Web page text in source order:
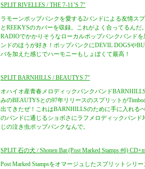
SPLIT RIVELLES / THE 7-11’S 7"
ラモーンポップパンクを愛する2バンドによる友情ス
とREEKYSのカバーを収録。これがよく合ってるんだ
RADIOでかかりそうなローカルポップパンクバンド
ンドのほうが好き！ポップパンクにDEVIL DOGSや
バを加えた感じでハーモニーもしょぼくて最高！
SPLIT BARNHILLS / BEAUTYS 7"
オハイオ産青春メロディックパンクバンド
みのBEAUTYSとの97年リリースのスプリットが
出てきたぜ！これはBARNHILLSのために手に入れる
のバンドに通じるショボさにラフメロディックバンド
じの泣き虫ポップパンクなんで。
SPLIT 石の犬 / Shonen Bat (Post Marked Stamps #6)
Post Marked Stampsをオマージュしたスプリットシリ